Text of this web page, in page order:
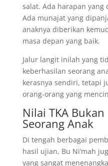
salat. Ada harapan
Ada munajat yang
anaknya diberikan
masa depan yang baik.
Jalur langit inilah yang
keberhasilan seorang
kerasnya sendiri, tetapi
orang-orang yang
Nilai TKA
Seorang Anak
Di tengah berbagai
hasil ujian, Bu Ni’mah
yang sangat